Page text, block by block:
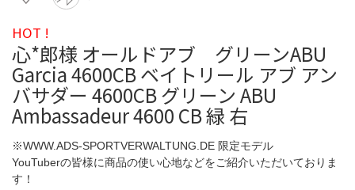
HOT !
心*郎様 オールドアブ グリーンABU
Garcia 4600CB ベイトリール アブ アン
バサダー 4600CB グリーン ABU
Ambassadeur 4600 CB 緑 右
※WWW.ADS-SPORTVERWALTUNG.DE 限定モデル
YouTuberの皆様に商品の使い心地などをご紹介いただいておりま
す！